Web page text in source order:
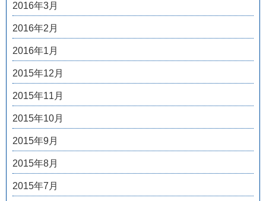
2016年3月
2016年2月
2016年1月
2015年12月
2015年11月
2015年10月
2015年9月
2015年8月
2015年7月